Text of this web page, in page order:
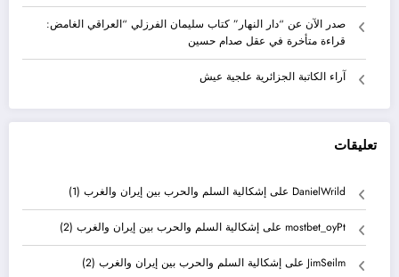
صدر الآن عن “دار النهار” كتاب سليمان الفرزلي “العراقي الغامض:
قراءة متأخرة في عقل صدام حسين
آراء الكاتبة الجزائرية علجية عيش
تعليقات
DanielWrild على إشكالية السلم والحرب بين إيران والغرب (1)
mostbet_oyPt على إشكالية السلم والحرب بين إيران والغرب (2)
JimSeilm على إشكالية السلم والحرب بين إيران والغرب (2)